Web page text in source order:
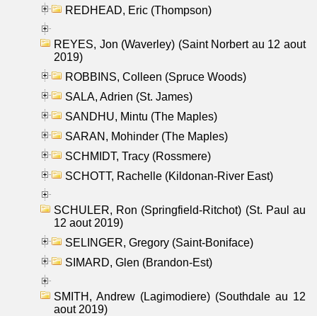
REDHEAD, Eric (Thompson)
REYES, Jon (Waverley) (Saint Norbert au 12 aout
2019)
ROBBINS, Colleen (Spruce Woods)
SALA, Adrien (St. James)
SANDHU, Mintu (The Maples)
SARAN, Mohinder (The Maples)
SCHMIDT, Tracy (Rossmere)
SCHOTT, Rachelle (Kildonan-River East)
SCHULER, Ron (Springfield-Ritchot) (St. Paul au
12 aout 2019)
SELINGER, Gregory (Saint-Boniface)
SIMARD, Glen (Brandon-Est)
SMITH, Andrew (Lagimodiere) (Southdale au 12
aout 2019)